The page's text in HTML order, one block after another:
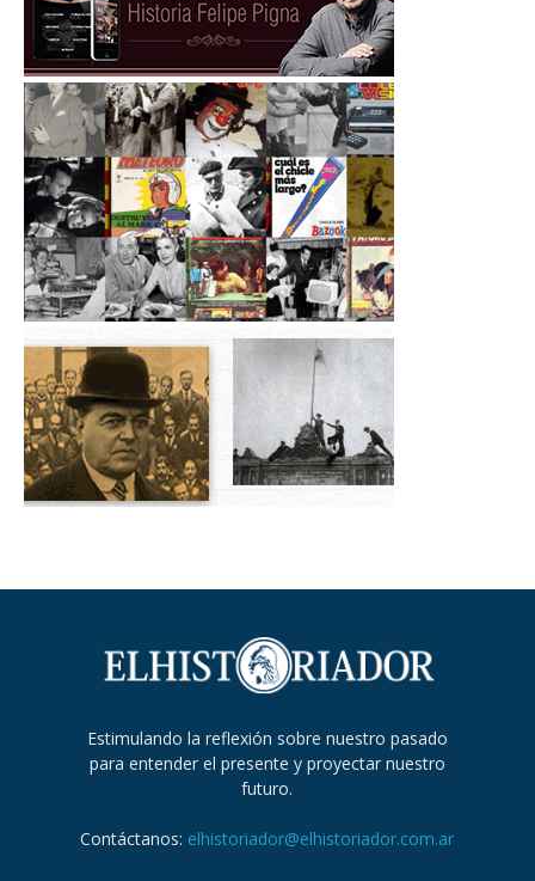
Estimulando la reflexión sobre nuestro pasado
para entender el presente y proyectar nuestro
futuro.
Contáctanos: elhistoriador@elhistoriador.com.ar